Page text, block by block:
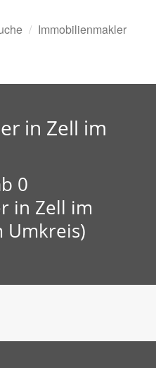
Immobilienmakler
in Zell im
0
in Zell im
Umkreis)